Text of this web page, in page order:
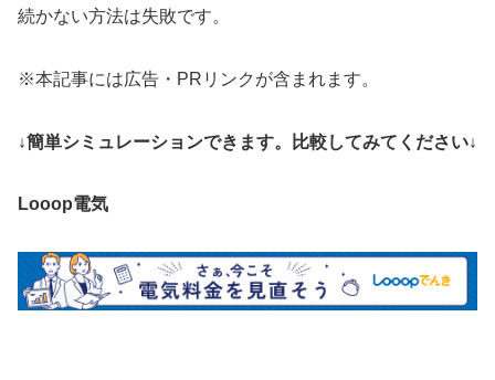
続かない方法は失敗です。
※本記事には広告・PRリンクが含まれます。
↓簡単シミュレーションできます。比較してみてください↓
Looop電気